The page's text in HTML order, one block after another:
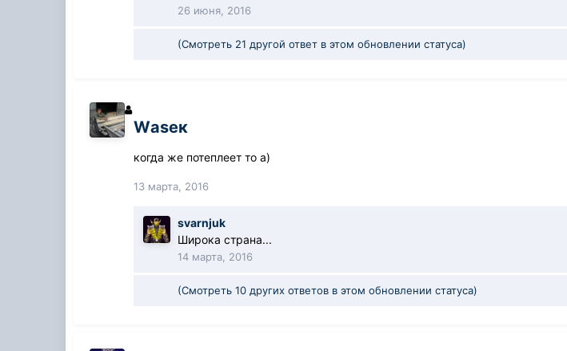
26 июня, 2016
(Смотреть 21 другой ответ в этом обновлении статуса)
Wаsек
когда же потеплеет то а)
13 марта, 2016
svarnjuk
Широка страна...
14 марта, 2016
(Смотреть 10 других ответов в этом обновлении статуса)